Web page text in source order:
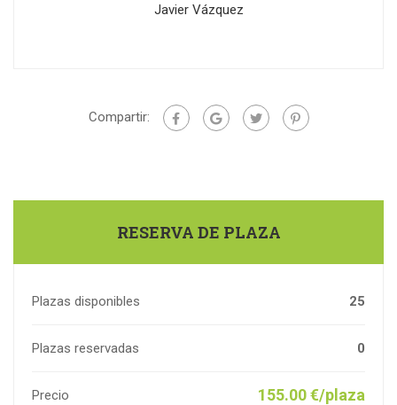
Javier Vázquez
Compartir:
RESERVA DE PLAZA
Plazas disponibles 25
Plazas reservadas 0
Precio 155.00 €/plaza